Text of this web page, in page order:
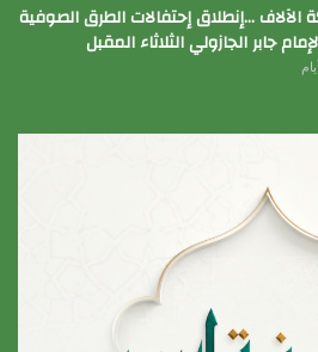
الآلاف …إنطلاق إحتفالات الطرق الصوفية
جابر الجازولي الثلاثاء المقبل